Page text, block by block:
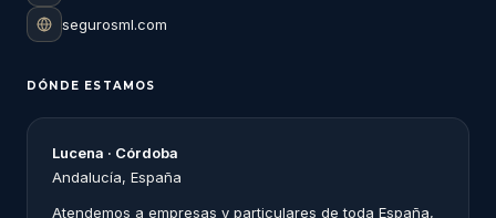
segurosml.com
DÓNDE ESTAMOS
Lucena · Córdoba
Andalucía, España
Atendemos a empresas y particulares de toda España,